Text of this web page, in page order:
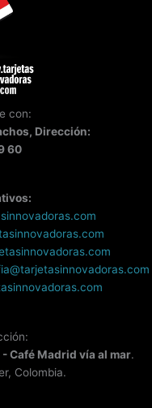
con:
Dirección:
60
Café Madrid vía al mar.
Colombia.